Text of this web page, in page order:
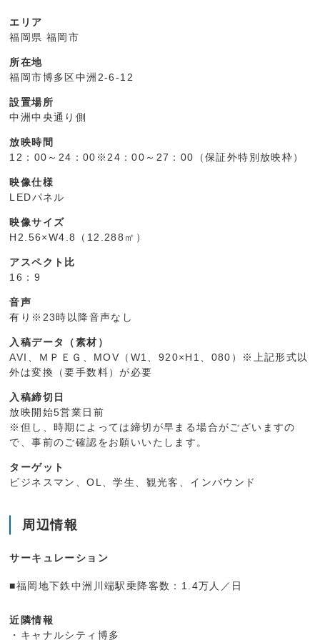
エリア
福岡県 福岡市
所在地
福岡市博多区中洲2-6-12
設置場所
中洲中央通り側
放映時間
12：00～24：00※24：00～27：00（保証外特別放映枠）
映像仕様
LEDパネル
映像サイズ
H2.56×W4.8（12.288㎡）
アスペクト比
16：9
音声
有り※23時以降音声なし
入稿データ（素材）
AVI、ＭＰＥＧ、MOV（W1、920×H1、080）※上記形式以
外は変換（要手数料）が必要
入稿締切日
放映開始5営業日前
※但し、時期によっては締切が早まる場合がございますの
で、事前のご確認をお願いいたします。
ターゲット
ビジネスマン、OL、学生、観光客、インバウンド
周辺情報
サーキュレーション
■福岡地下鉄中洲川端駅乗降客数：1.4万人／日
近隣情報
・キャナルシティ博多